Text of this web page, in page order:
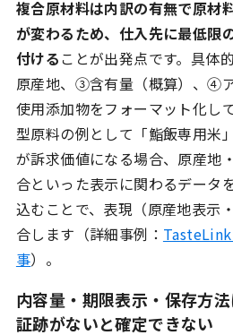
複合原材料は内訳の有無で原材
が変わるため、仕入先に最低限
付ける ことが出発点です。具
原産地、③含有量（概算）、④
使用添加物をフォーマット化し
型原料の例として「鮨飯専用米
が訴求価値になる場合、原産地
合といった表示に関わるデータ
込むことで、表現（原産地表示
合します（詳細事例：
事）。
内容量・期限表示・保存方
証跡がないと確定できない